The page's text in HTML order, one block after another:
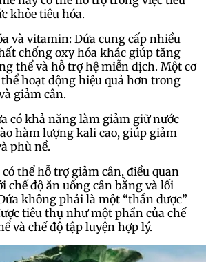
khỏe tiêu hóa.
và vitamin: Dứa cung cấp nhiều
chống oxy hóa khác giúp tăng
thể và hỗ trợ hệ miễn dịch. Một cơ
hoạt động hiệu quả hơn trong
giảm cân.
có khả năng làm giảm giữ nước
hàm lượng kali cao, giúp giảm
phù nề.
thể hỗ trợ giảm cân, điều quan
chế độ ăn uống cân bằng và lối
không phải là một “thần dược”
tiêu thụ như một phần của chế
và chế độ tập luyện hợp lý.